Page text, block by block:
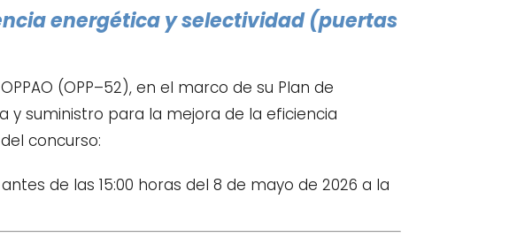
energética y selectividad (puertas
(OPP–52), en el marco de su Plan de
y suministro para la mejora de la eficiencia
concurso:
de las 15:00 horas del 8 de mayo de 2026 a la